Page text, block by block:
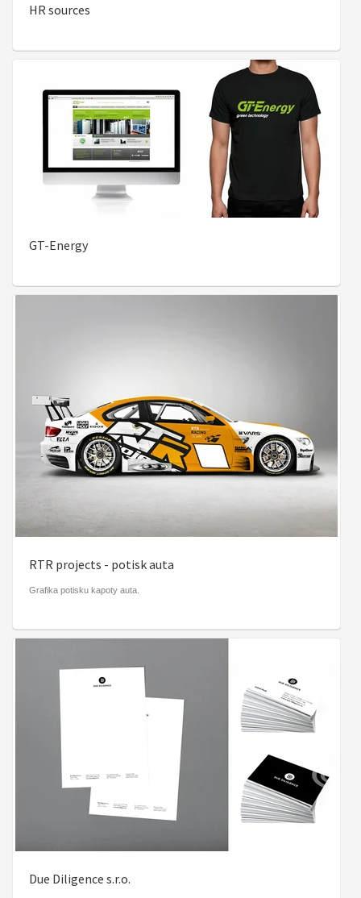
HR sources
GT-Energy
RTR projects - potisk auta
Grafika potisku kapoty auta.
Due Diligence s.r.o.